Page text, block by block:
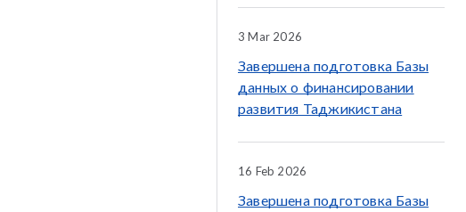
3 Mar 2026
Завершена подготовка Базы
данных о финансировании
развития Таджикистана
16 Feb 2026
Завершена подготовка Базы